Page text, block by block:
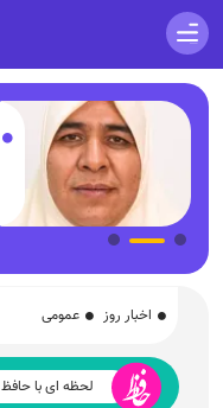
اخبار روز عمومی
لحظه ای با حافظ